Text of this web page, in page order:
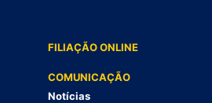
FILIAÇÃO ONLINE
COMUNICAÇÃO
Notícias